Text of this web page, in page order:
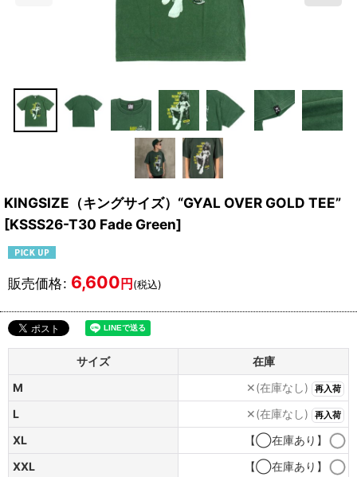
KINGSIZE（キングサイズ）“GYAL OVER GOLD TEE”
[KSSS26-T30 Fade Green]
販売価格: 6,600円(税込)
サイズ
在庫
M
✕(在庫なし) 再入荷
L ✕(在庫なし) 再入荷
XL
【◯在庫あり】
XXL
【◯在庫あり】